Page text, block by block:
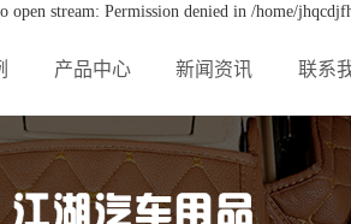
stream: Permission denied in /home/
产品中心 新闻资讯 联系